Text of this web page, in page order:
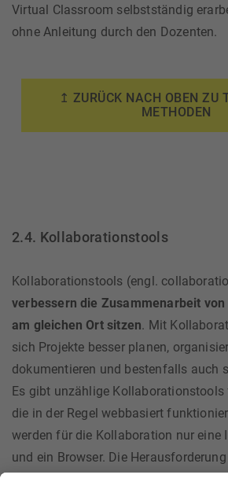
Virtual Classroom selbstständig
ohne Anleitung durch den Dozenten.
↥ ZURÜCK NACH OBEN ZU
METHODEN
2.4. Kollaborationstools
Kollaborationstools (engl.
verbessern die Zusammenarbeit
am gleichen Ort sitzen. Mit
sich Projekte besser planen,
dokumentieren und bestenfalls auch
Es gibt unzählige Kollaborationstools
die in der Regel webbasiert
werden für die Kollaboration nur eine
und ein Browser. Die